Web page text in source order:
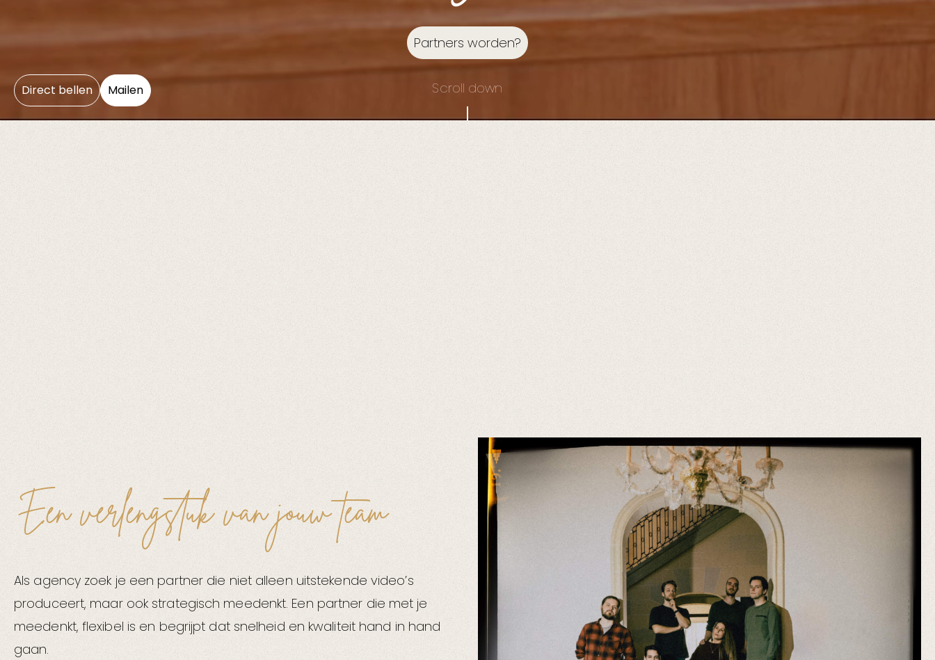
Direct bellen Mailen
Partners worden?
Scroll down
Een verlengstuk van jouw team
Als agency zoek je een partner die niet alleen uitstekende video’s
produceert, maar ook strategisch meedenkt. Een partner die met je
meedenkt, flexibel is en begrijpt dat snelheid en kwaliteit hand in hand
gaan.